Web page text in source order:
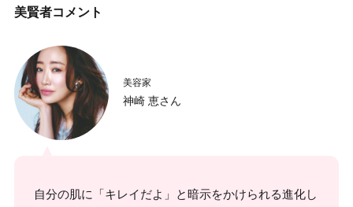
美賢者コメント
美容家
神崎 恵さん
自分の肌に「キレイだよ」と暗示をかけられる進化し